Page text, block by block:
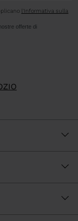
l'Informativa sulla
offerte di